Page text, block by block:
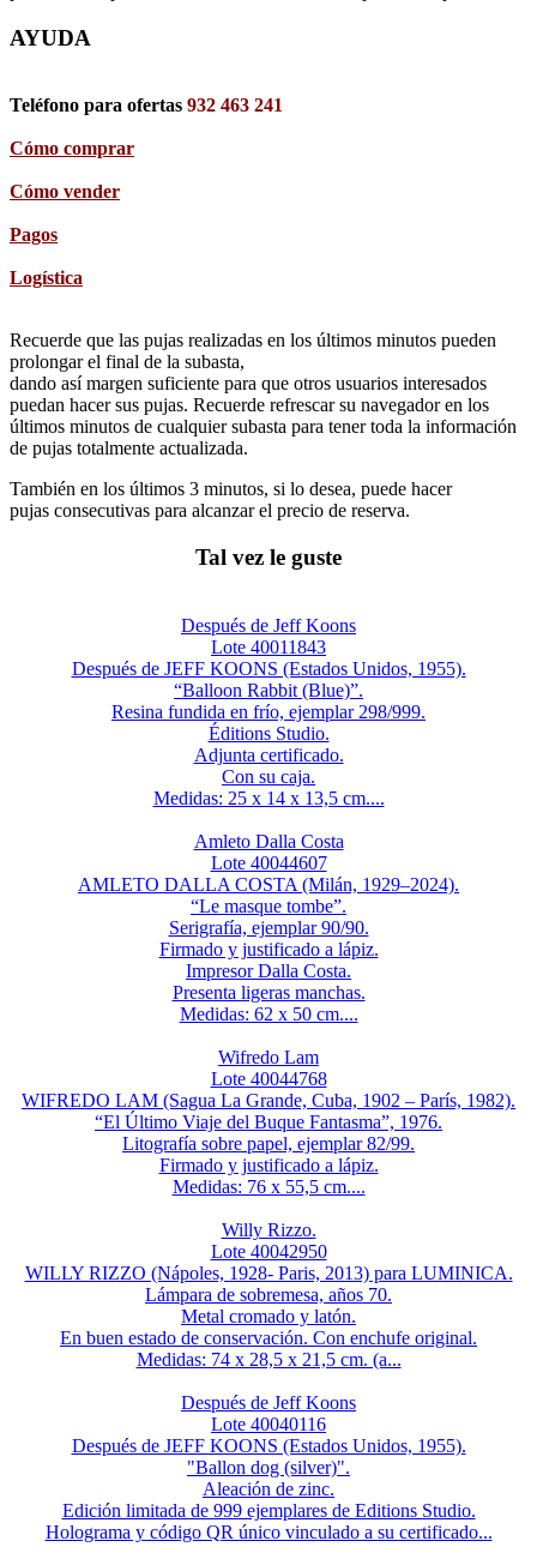
AYUDA
Teléfono para ofertas 932 463 241
Cómo comprar
Cómo vender
Pagos
Logística
Recuerde que las pujas realizadas en los últimos minutos pueden
prolongar el final de la subasta,
dando así margen suficiente para que otros usuarios interesados
puedan hacer sus pujas. Recuerde refrescar su navegador en los
últimos minutos de cualquier subasta para tener toda la información
de pujas totalmente actualizada.
También en los últimos 3 minutos, si lo desea, puede hacer
pujas consecutivas para alcanzar el precio de reserva.
Tal vez le guste
Después de Jeff Koons
Lote 40011843
Después de JEFF KOONS (Estados Unidos, 1955).
“Balloon Rabbit (Blue)”.
Resina fundida en frío, ejemplar 298/999.
Éditions Studio.
Adjunta certificado.
Con su caja.
Medidas: 25 x 14 x 13,5 cm....
Amleto Dalla Costa
Lote 40044607
AMLETO DALLA COSTA (Milán, 1929–2024).
“Le masque tombe”.
Serigrafía, ejemplar 90/90.
Firmado y justificado a lápiz.
Impresor Dalla Costa.
Presenta ligeras manchas.
Medidas: 62 x 50 cm....
Wifredo Lam
Lote 40044768
WIFREDO LAM (Sagua La Grande, Cuba, 1902 – París, 1982).
“El Último Viaje del Buque Fantasma”, 1976.
Litografía sobre papel, ejemplar 82/99.
Firmado y justificado a lápiz.
Medidas: 76 x 55,5 cm....
Willy Rizzo.
Lote 40042950
WILLY RIZZO (Nápoles, 1928- Paris, 2013) para LUMINICA.
Lámpara de sobremesa, años 70.
Metal cromado y latón.
En buen estado de conservación. Con enchufe original.
Medidas: 74 x 28,5 x 21,5 cm. (a...
Después de Jeff Koons
Lote 40040116
Después de JEFF KOONS (Estados Unidos, 1955).
"Ballon dog (silver)".
Aleación de zinc.
Edición limitada de 999 ejemplares de Editions Studio.
Holograma y código QR único vinculado a su certificado...